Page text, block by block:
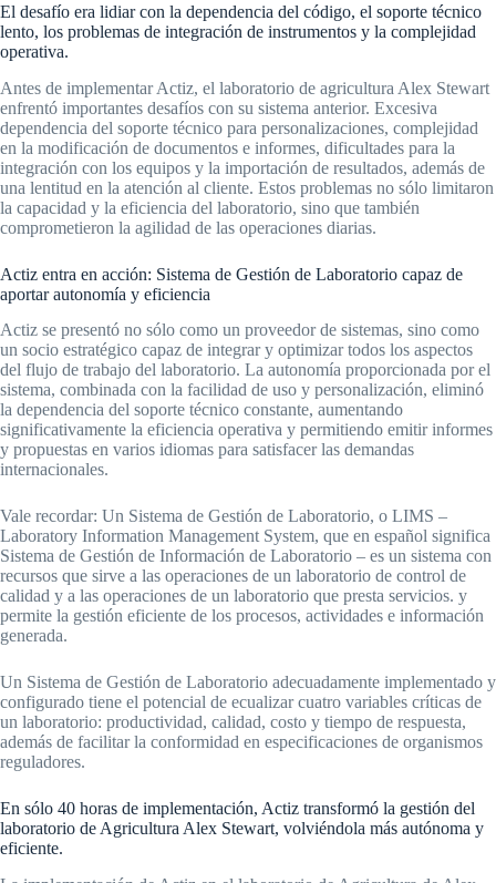
El desafío era lidiar con la dependencia del código, el soporte técnico
lento, los problemas de integración de instrumentos y la complejidad
operativa.
Antes de implementar Actiz, el laboratorio de agricultura Alex Stewart
enfrentó importantes desafíos con su sistema anterior. Excesiva
dependencia del soporte técnico para personalizaciones, complejidad
en la modificación de documentos e informes, dificultades para la
integración con los equipos y la importación de resultados, además de
una lentitud en la atención al cliente. Estos problemas no sólo limitaron
la capacidad y la eficiencia del laboratorio, sino que también
comprometieron la agilidad de las operaciones diarias.
Actiz entra en acción: Sistema de Gestión de Laboratorio capaz de
aportar autonomía y eficiencia
Actiz se presentó no sólo como un proveedor de sistemas, sino como
un socio estratégico capaz de integrar y optimizar todos los aspectos
del flujo de trabajo del laboratorio. La autonomía proporcionada por el
sistema, combinada con la facilidad de uso y personalización, eliminó
la dependencia del soporte técnico constante, aumentando
significativamente la eficiencia operativa y permitiendo emitir informes
y propuestas en varios idiomas para satisfacer las demandas
internacionales.
Vale recordar: Un Sistema de Gestión de Laboratorio, o LIMS –
Laboratory Information Management System, que en español significa
Sistema de Gestión de Información de Laboratorio – es un sistema con
recursos que sirve a las operaciones de un laboratorio de control de
calidad y a las operaciones de un laboratorio que presta servicios. y
permite la gestión eficiente de los procesos, actividades e información
generada.
Un Sistema de Gestión de Laboratorio adecuadamente implementado y
configurado tiene el potencial de ecualizar cuatro variables críticas de
un laboratorio: productividad, calidad, costo y tiempo de respuesta,
además de facilitar la conformidad en especificaciones de organismos
reguladores.
En sólo 40 horas de implementación, Actiz transformó la gestión del
laboratorio de Agricultura Alex Stewart, volviéndola más autónoma y
eficiente.